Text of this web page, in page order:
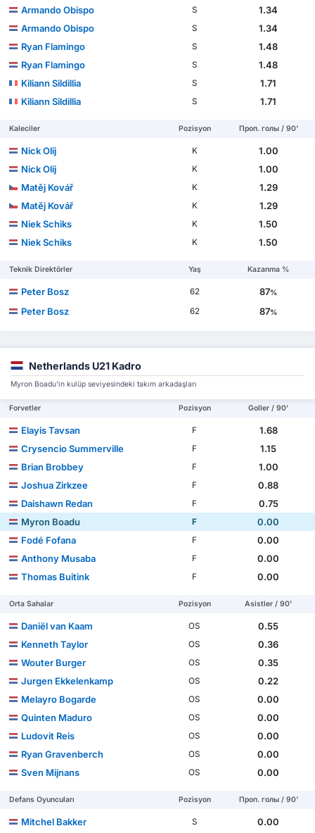
Armando Obispo S
1.34
Armando Obispo
S
1.34
Ryan Flamingo
S
1.48
Ryan Flamingo
S
1.48
Kiliann Sildillia
S
1.71
Kiliann Sildillia
S 1.71
Kaleciler Pozisyon Проп. голы / 90'
Nick Olij K
1.00
Nick Olij
K
1.00
Matěj Kovář
K
1.29
Matěj Kovář
K
1.29
Niek Schiks
K
1.50
Niek Schiks
K 1.50
Teknik Direktörler Yaş Kazanma %
Peter Bosz 62 87%
Peter Bosz 62 87%
Netherlands U21 Kadro
Myron Boadu'in kulüp seviyesindeki takım arkadaşları
Forvetler Pozisyon Goller / 90'
Elayis Tavsan F
1.68
Crysencio Summerville
F
1.15
Brian Brobbey
F
1.00
Joshua Zirkzee
F
0.88
Daishawn Redan
F
0.75
Myron Boadu
F
0.00
Fodé Fofana
F
0.00
Anthony Musaba
F
0.00
Thomas Buitink
F 0.00
Orta Sahalar Pozisyon Asistler / 90'
Daniël van Kaam OS
0.55
Kenneth Taylor
OS
0.36
Wouter Burger
OS
0.35
Jurgen Ekkelenkamp
OS
0.22
Melayro Bogarde
OS
0.00
Quinten Maduro
OS
0.00
Ludovit Reis
OS
0.00
Ryan Gravenberch
OS
0.00
Sven Mijnans
OS 0.00
Defans Oyuncuları Pozisyon Проп. голы / 90'
Mitchel Bakker S
0.00